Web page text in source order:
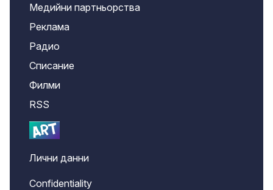
Медийни партньорства
Реклама
Радио
Списание
Филми
RSS
Лични данни
Confidentiality